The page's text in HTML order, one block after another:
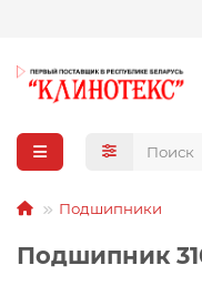
Подшипники
Подшипник